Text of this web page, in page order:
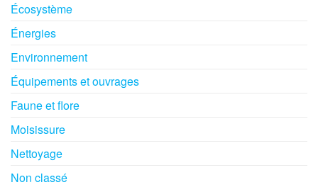
Écosystème
Énergies
Environnement
Équipements et ouvrages
Faune et flore
Moisissure
Nettoyage
Non classé